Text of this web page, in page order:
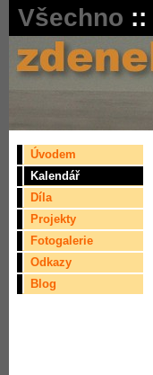
Všechno ::
Úvodem
Kalendář
Díla
Projekty
Fotogalerie
Odkazy
Blog